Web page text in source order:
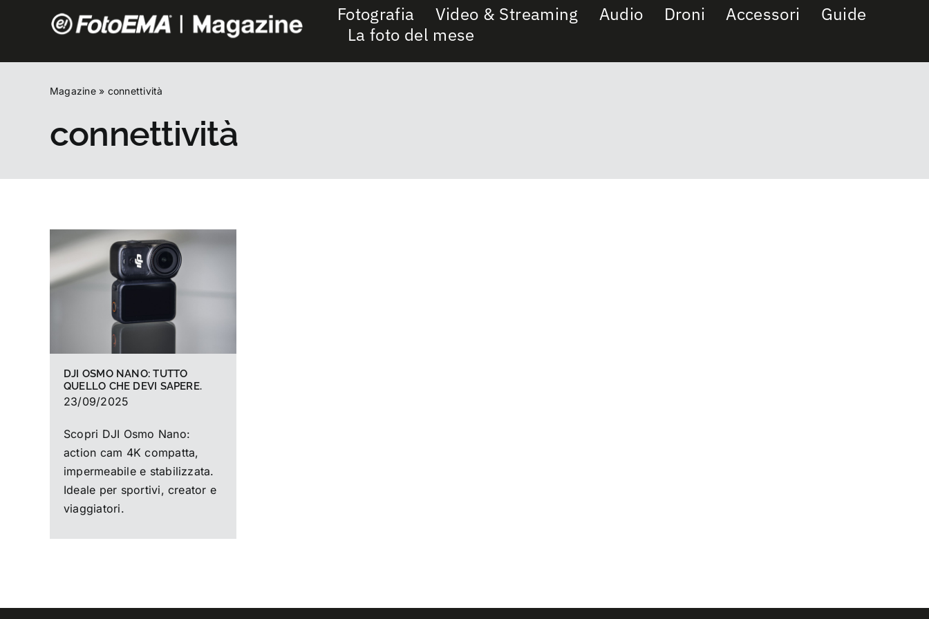
Fotografia Video & Streaming Audio Droni Accessori
Guide
La foto del mese
Magazine» connettività
connettività
DJI OSMO NANO: TUTTO
QUELLO CHE DEVI SAPERE.
23/09/2025
Scopri DJI Osmo Nano:
action cam 4K compatta,
impermeabile e stabilizzata.
Ideale per sportivi, creator e
viaggiatori.